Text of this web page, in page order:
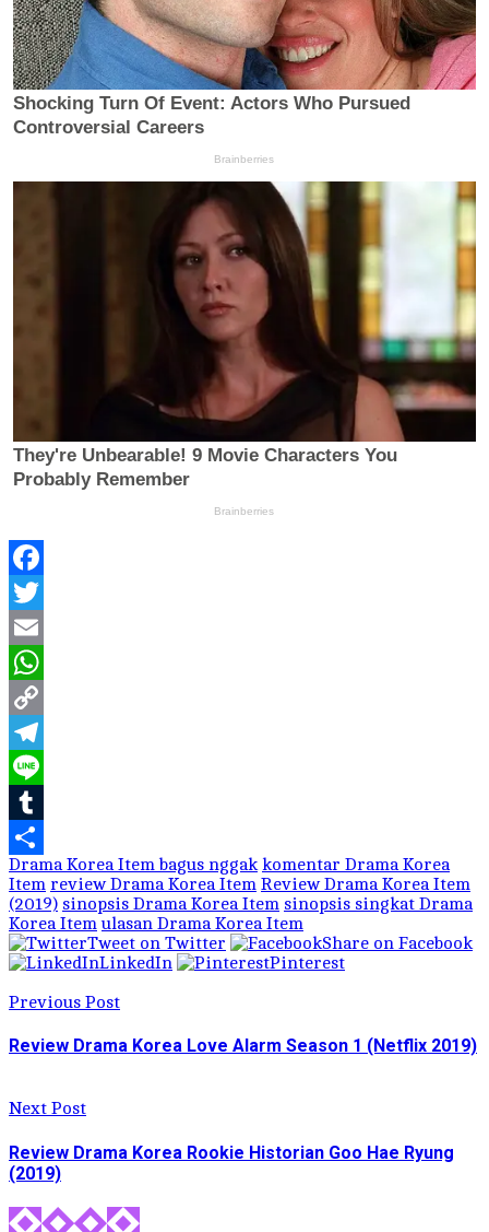
Facebook
Twitter
Email
WhatsApp
Copy
Link
Telegram
Line
Tumblr
Share
Drama Korea Item bagus nggak komentar Drama Korea
Item review Drama Korea Item Review Drama Korea Item
(2019) sinopsis Drama Korea Item sinopsis singkat Drama
Korea Item ulasan Drama Korea Item
Tweet on Twitter
Share on Facebook
LinkedIn
Pinterest
Previous Post
Review Drama Korea Love Alarm Season 1 (Netflix 2019)
Next Post
Review Drama Korea Rookie Historian Goo Hae Ryung
(2019)